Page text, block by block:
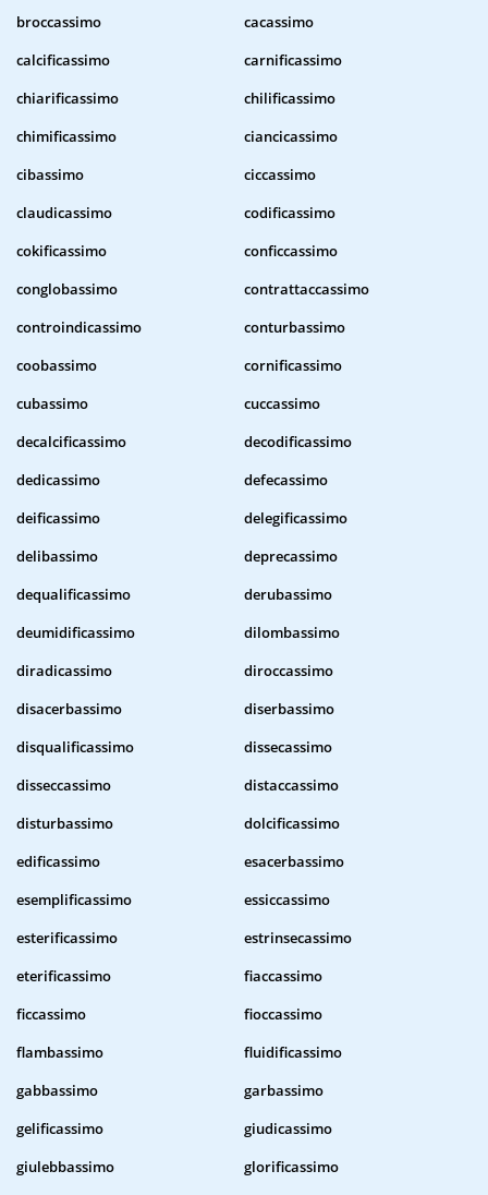
broccassimo
cacassimo
calcificassimo
carnificassimo
chiarificassimo
chilificassimo
chimificassimo
ciancicassimo
cibassimo
ciccassimo
claudicassimo
codificassimo
cokificassimo
conficcassimo
conglobassimo
contrattaccassimo
controindicassimo
conturbassimo
coobassimo
cornificassimo
cubassimo
cuccassimo
decalcificassimo
decodificassimo
dedicassimo
defecassimo
deificassimo
delegificassimo
delibassimo
deprecassimo
dequalificassimo
derubassimo
deumidificassimo
dilombassimo
diradicassimo
diroccassimo
disacerbassimo
diserbassimo
disqualificassimo
dissecassimo
disseccassimo
distaccassimo
disturbassimo
dolcificassimo
edificassimo
esacerbassimo
esemplificassimo
essiccassimo
esterificassimo
estrinsecassimo
eterificassimo
fiaccassimo
ficcassimo
fioccassimo
flambassimo
fluidificassimo
gabbassimo
garbassimo
gelificassimo
giudicassimo
giulebbassimo
glorificassimo